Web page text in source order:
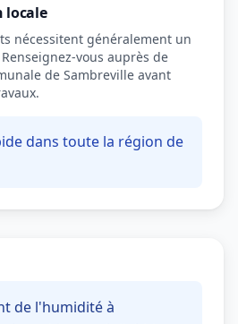
locale
nécessitent généralement un
vous auprès de
de Sambreville avant
dans toute la région de
de l'humidité à